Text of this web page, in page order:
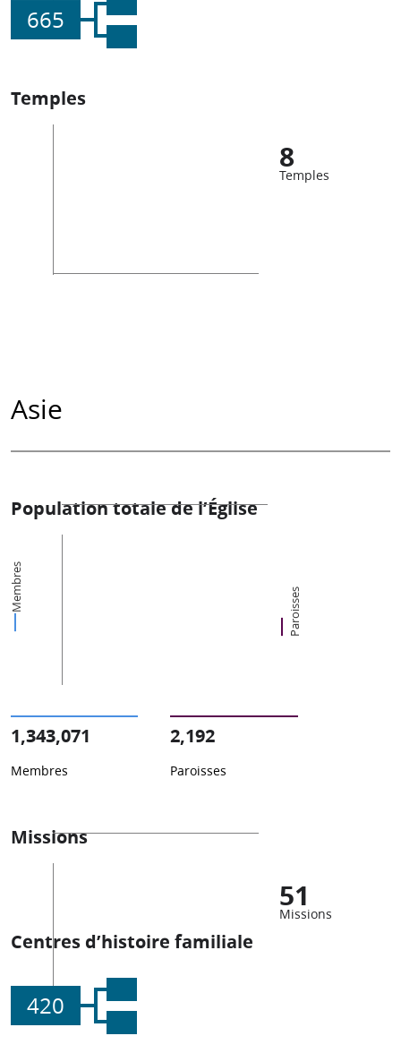
665
Temples
8
Temples
Asie
Population totale de l’Église
Membres Paroisses
1,343,071
Membres
2,192
Paroisses
Missions
51
Missions
Centres d’histoire familiale
420